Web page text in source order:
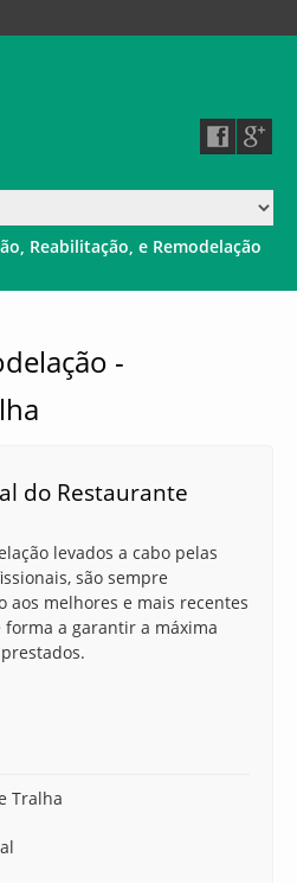
ão, Reabilitação, e Remodelação
-
do Restaurante
levados a cabo pelas
são sempre
aos melhores e mais recentes
a garantir a máxima
Tralha